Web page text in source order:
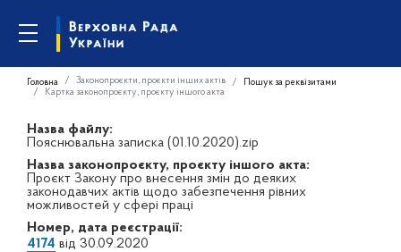
Головна Законопроєкти, проєкти інших актів
Пошук за реквізитами
Картка законопроєкту, проєкту іншого акта
Назва файлу:
Пояснювальна записка (01.10.2020).zip
Назва законопроєкту, проєкту іншого акта:
Проєкт Закону про внесення змін до деяких
законодавчих актів щодо забезпечення рівних
можливостей у сфері праці
Номер, дата реєстрації:
4174 від 30.09.2020